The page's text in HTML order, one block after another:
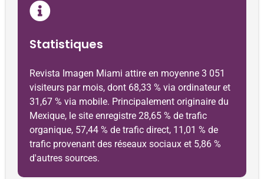
Statistiques
Revista Imagen Miami attire en moyenne 3 051
visiteurs par mois, dont 68,33 % via ordinateur et
31,67 % via mobile. Principalement originaire du
Mexique, le site enregistre 28,65 % de trafic
organique, 57,44 % de trafic direct, 11,01 % de
trafic provenant des réseaux sociaux et 5,86 %
d'autres sources.